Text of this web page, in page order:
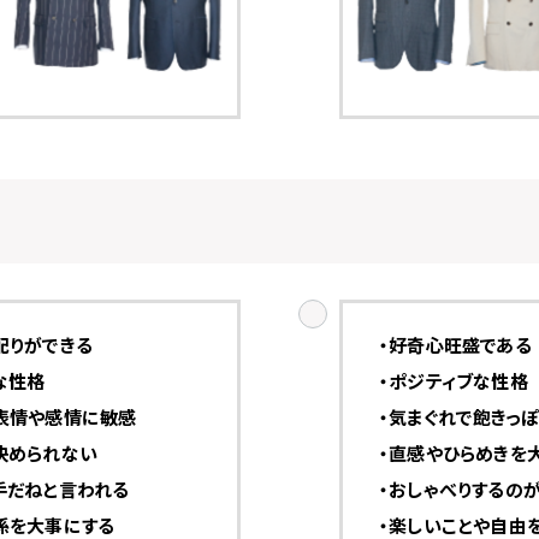
りができる
性格
情や感情に敏感
められない
だねと言われる
を大事にする
・好奇心旺盛である
・ポジティブな性格
・気まぐれで飽きっ
・直感やひらめきを
・おしゃべりするの
・楽しいことや自由